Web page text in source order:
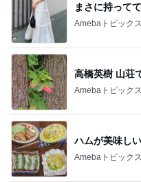
まさに持って
Amebaトピックス
高橋英樹 山荘
Amebaトピックス
ハムが美味し
Amebaトピックス